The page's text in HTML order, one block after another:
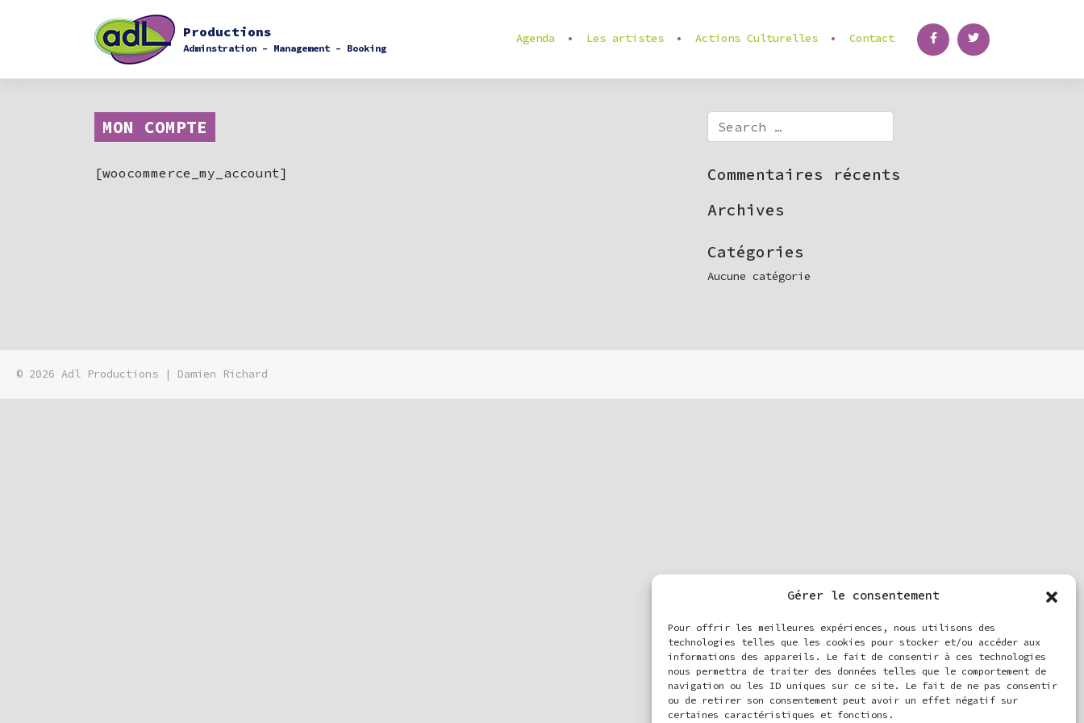
Gérer le consentement
Pour offrir les meilleures expériences, nous utilisons des
technologies telles que les cookies pour stocker et/ou accéder aux
informations des appareils. Le fait de consentir à ces technologies
nous permettra de traiter des données telles que le comportement de
navigation ou les ID uniques sur ce site. Le fait de ne pas consentir
ou de retirer son consentement peut avoir un effet négatif sur
certaines caractéristiques et fonctions.
Productions
Adminstration – Management – Booking
Agenda Les artistes Actions Culturelles Contact
MON COMPTE
[woocommerce_my_account]
Commentaires récents
Archives
Catégories
Aucune catégorie
© 2026 Adl Productions | Damien Richard